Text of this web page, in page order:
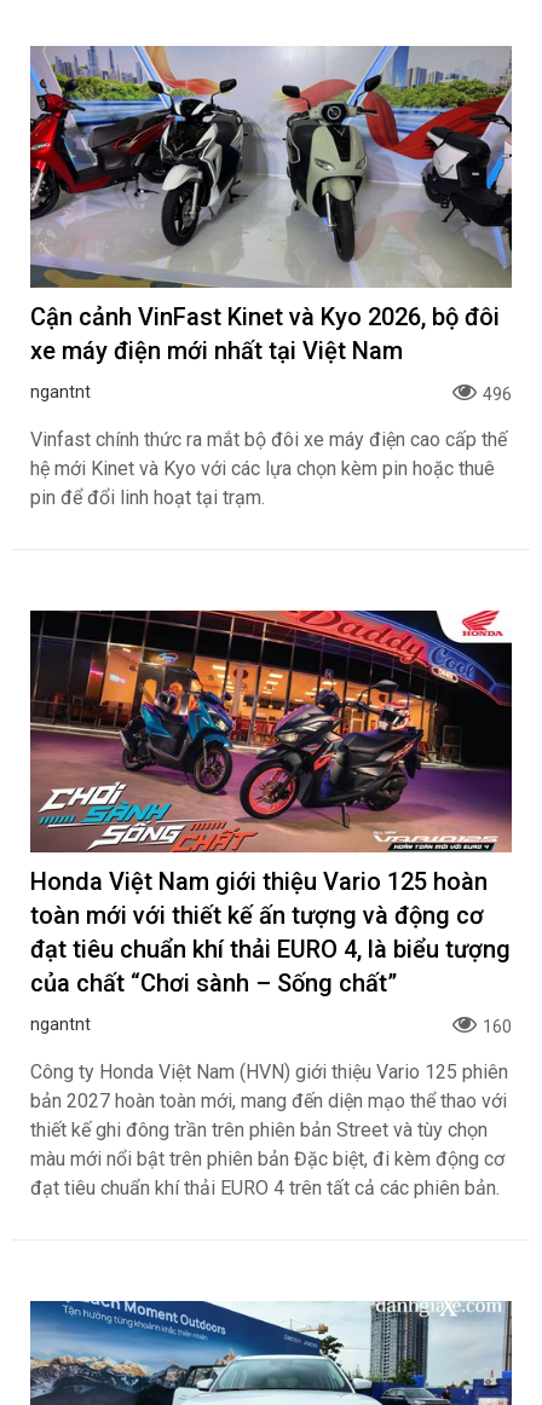
Cận cảnh VinFast Kinet và Kyo 2026, bộ đôi
xe máy điện mới nhất tại Việt Nam
ngantnt 496
Vinfast chính thức ra mắt bộ đôi xe máy điện cao cấp thế
hệ mới Kinet và Kyo với các lựa chọn kèm pin hoặc thuê
pin để đổi linh hoạt tại trạm.
Honda Việt Nam giới thiệu Vario 125 hoàn
toàn mới với thiết kế ấn tượng và động cơ
đạt tiêu chuẩn khí thải EURO 4, là biểu tượng
của chất “Chơi sành – Sống chất”
ngantnt 160
Công ty Honda Việt Nam (HVN) giới thiệu Vario 125 phiên
bản 2027 hoàn toàn mới, mang đến diện mạo thể thao với
thiết kế ghi đông trần trên phiên bản Street và tùy chọn
màu mới nổi bật trên phiên bản Đặc biệt, đi kèm động cơ
đạt tiêu chuẩn khí thải EURO 4 trên tất cả các phiên bản.